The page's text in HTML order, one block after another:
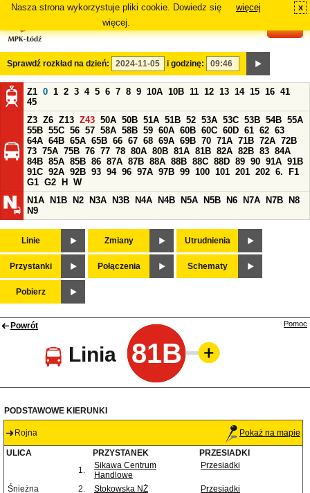
Nasza strona wykorzystuje pliki cookie. Dowiedz się
więcej.
więcej x
Sprawdź rozkład na dzień: i godzinę:
Z1 0 1 2 3 4 5 6 7 8 9 10A 10B 11 12 13 14 15 16 41
45
Z3 Z6 Z13 Z43 50A 50B 51A 51B 52 53A 53C 53B 54B 55A
55B 55C 56 57 58A 58B 59 60A 60B 60C 60D 61 62 63
64A 64B 65A 65B 66 67 68 69A 69B 70 71A 71B 72A 72B
73 75A 75B 76 77 78 80A 80B 81A 81B 82A 82B 83 84A
84B 85A 85B 86 87A 87B 88A 88B 88C 88D 89 90 91A 91B
91C 92A 92B 93 94 96 97A 97B 99 100 101 201 202 6.
F1
G1 G2 H
W
N1A
N1B N2 N3A N3B N4A N4B N5A N5B N6 N7A N7B
N8
N9
Linie Zmiany Utrudnienia
Przystanki Połączenia Schematy
Pobierz
Powrót
Linia 81B
Pomoc
PODSTAWOWE KIERUNKI
Rojna Pokaż na mapie
ULICA PRZYSTANEK
PRZESIADKI
1.
Sikawa Centrum
Handlowe
Przesiadki
Śnieżna 2. Stokowska NŻ
Przesiadki